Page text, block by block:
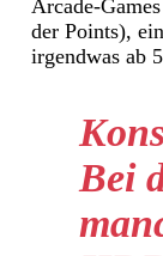
Arcade-
der Points),
irgendwas ab
Bei